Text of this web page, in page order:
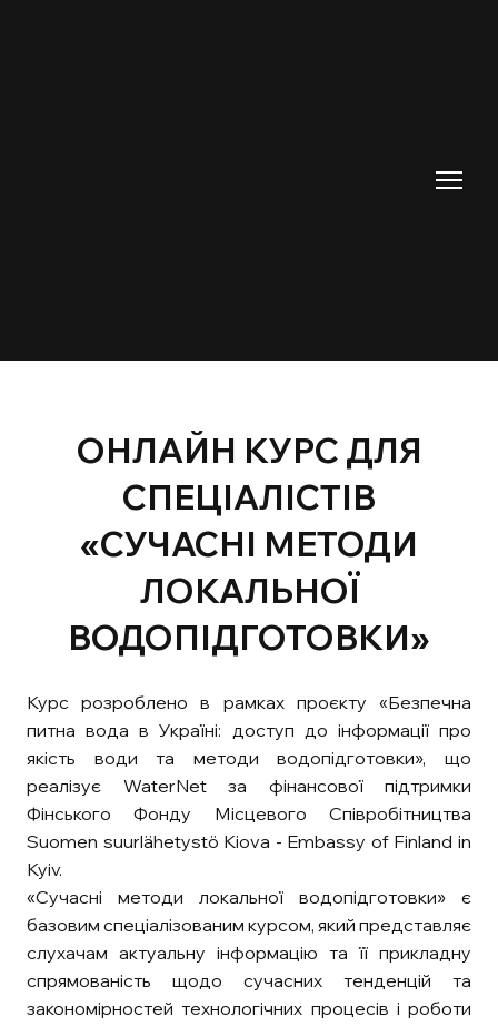
ОНЛАЙН КУРС ДЛЯ
СПЕЦІАЛІСТІВ
«СУЧАСНІ МЕТОДИ
ЛОКАЛЬНОЇ
ВОДОПІДГОТОВКИ»
Курс розроблено в рамках проєкту «Безпечна
питна вода в Україні: доступ до інформації про
якість води та методи водопідготовки», що
реалізує WaterNet за фінансової підтримки
Фінського Фонду Місцевого Співробітництва
Suomen suurlähetystö Kiova - Embassy of Finland in
Kyiv.
«Сучасні методи локальної водопідготовки» є
базовим спеціалізованим курсом, який представляє
слухачам актуальну інформацію та її прикладну
спрямованість щодо сучасних тенденцій та
закономірностей технологічних процесів і роботи